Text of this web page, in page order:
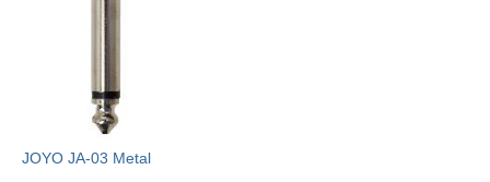
JOYO JA-03 Metal